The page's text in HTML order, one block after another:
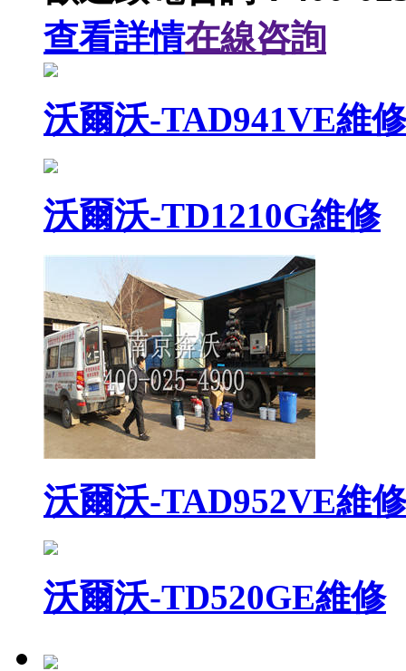
查看詳情在線咨詢
沃爾沃-TAD941VE維修
沃爾沃-TD1210G維修
沃爾沃-TAD952VE維修
沃爾沃-TD520GE維修